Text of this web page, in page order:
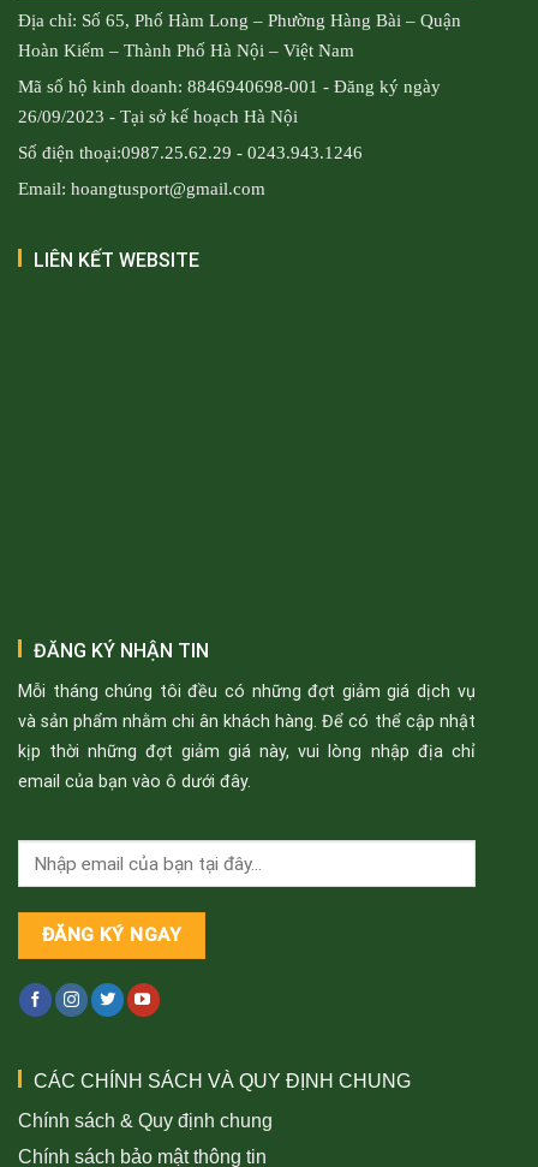
Địa chỉ: Số 65, Phố Hàm Long – Phường Hàng Bài – Quận
Hoàn Kiếm – Thành Phố Hà Nội – Việt Nam
Mã số hộ kinh doanh: 8846940698-001 - Đăng ký ngày
26/09/2023 - Tại sở kế hoạch Hà Nội
Số điện thoại:0987.25.62.29 - 0243.943.1246
Email: hoangtusport@gmail.com
LIÊN KẾT WEBSITE
ĐĂNG KÝ NHẬN TIN
Mỗi tháng chúng tôi đều có những đợt giảm giá dịch vụ
và sản phẩm nhằm chi ân khách hàng. Để có thể cập nhật
kịp thời những đợt giảm giá này, vui lòng nhập địa chỉ
email của bạn vào ô dưới đây.
CÁC CHÍNH SÁCH VÀ QUY ĐỊNH CHUNG
Chính sách & Quy định chung
Chính sách bảo mật thông tin